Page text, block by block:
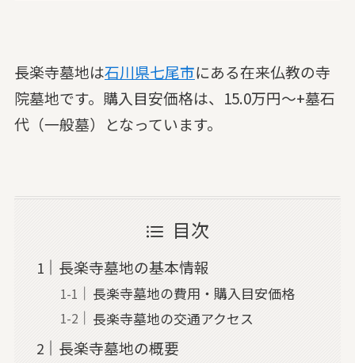
長楽寺墓地は石川県七尾市にある在来仏教の寺
院墓地です。購入目安価格は、15.0万円～+墓石
代（一般墓）となっています。
目次
長楽寺墓地の基本情報
長楽寺墓地の費用・購入目安価格
長楽寺墓地の交通アクセス
長楽寺墓地の概要